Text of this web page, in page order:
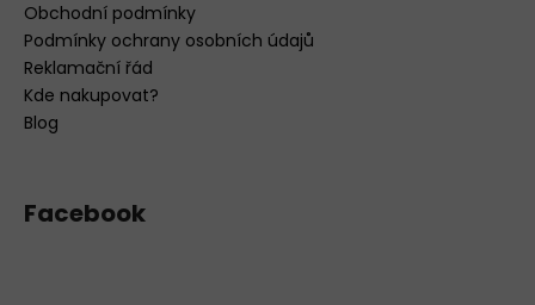
Obchodní podmínky
Podmínky ochrany osobních údajů
Reklamační řád
Kde nakupovat?
Blog
Facebook